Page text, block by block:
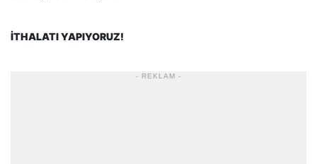
İTHALATI YAPIYORUZ!
- REKLAM -